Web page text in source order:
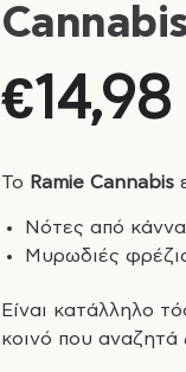
€14,98
To Ramie Cannabis
Νότες από
Μυρωδιές
Είναι κατάλληλο
κοινό που αναζητά